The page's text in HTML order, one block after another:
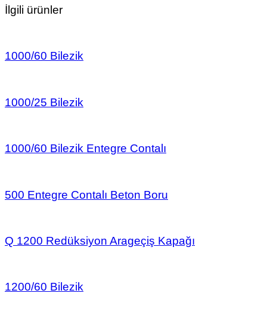
İlgili ürünler
1000/60 Bilezik
1000/25 Bilezik
1000/60 Bilezik Entegre Contalı
500 Entegre Contalı Beton Boru
Q 1200 Redüksiyon Arageçiş Kapağı
1200/60 Bilezik